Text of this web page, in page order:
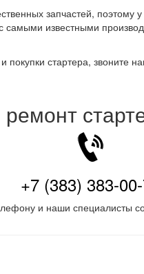
запчастей, поэтому
самыми известными
стартера, звоните
ремонт
+7 (383) 383-
и наши специалисты